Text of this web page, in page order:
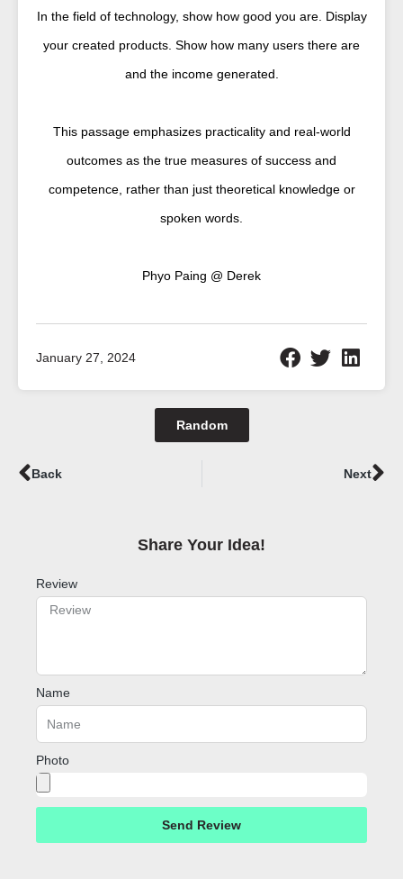
In the field of technology, show how good you are. Display
your created products. Show how many users there are
and the income generated.
This passage emphasizes practicality and real-world
outcomes as the true measures of success and
competence, rather than just theoretical knowledge or
spoken words.
Phyo Paing @ Derek
January 27, 2024
Random
Prev
Back Next
Share Your Idea!​
Review
Name
Photo
Send Review